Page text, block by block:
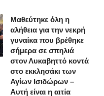
Μαθεύτηκε όλη η
αλήθεια για την νεκρή
γυναίκα που βρέθηκε
σήμερα σε σπηλιά
στον Λυκαβηττό κοντά
στο εκκλησάκι των
Αγίων Ισιδώρων –
Αυτή είναι η αιτία